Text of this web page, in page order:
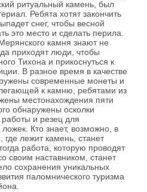
ритуальный камень, был
Ребята хотят закончить
снег, чтобы весной
это место и сделать перила.
камня знают не
приходят люди, чтобы
Тихона и прикоснуться к
В разное время в качестве
современные монеты и
к камню, ребятами из
местонахождения пяти
обнаружены осколки
работы и резец для
Кто знает, возможно, в
лежит камень, станет
работа, которую проводят
своим наставником, станет
сохранения уникальных
паломнического туризма